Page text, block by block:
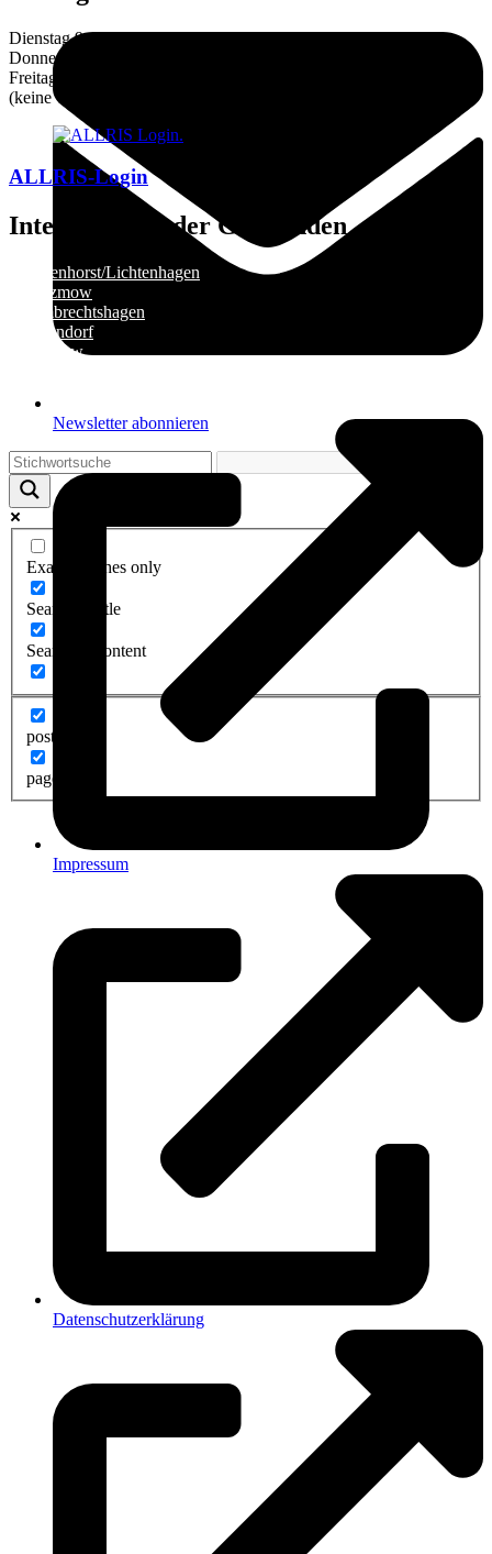
Newsletter abonnieren
Exact matches only
Search in title
Search in content
post
page
Dienstag 9–12 und 14–16 Uhr
Donnerstag 9–12 und 14–18 Uhr
Freitag 9–12 Uhr
(keine Terminvereinbarung notwendig!)
ALLRIS-Login
Internetseiten der Gemeinden
Elmenhorst/Lichtenhagen
Kritzmow
Lambrechtshagen
Papendorf
Pölchow
Impressum
Datenschutzerklärung